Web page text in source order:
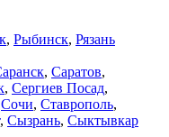
, Рыбинск, Рязань
, Саратов,
, Сергиев Посад,
Сочи, Ставрополь,
, Сызрань, Сыктывкар